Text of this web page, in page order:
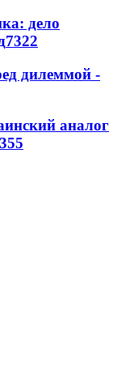
дело
7322
дилеммой -
аналог